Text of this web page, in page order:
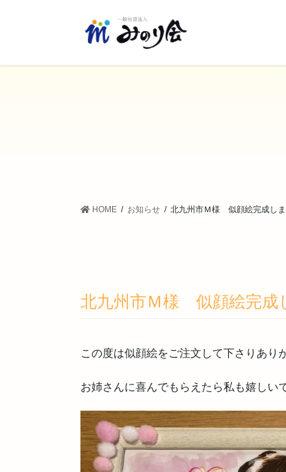
HOME お知らせ 北九州市Ｍ様 似顔絵完成し
北九州市Ｍ様 似顔絵完成
この度は似顔絵をご注文して下さりあり
お姉さんに喜んでもらえたら私も嬉しい